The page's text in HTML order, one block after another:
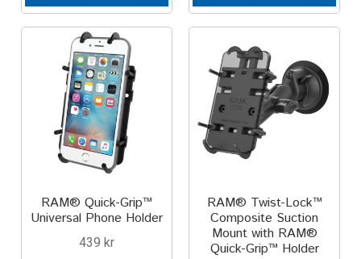
RAM® Quick-Grip™
Universal Phone Holder
439 kr
RAM® Twist-Lock™
Composite Suction
Mount with RAM®
Quick-Grip™ Holder